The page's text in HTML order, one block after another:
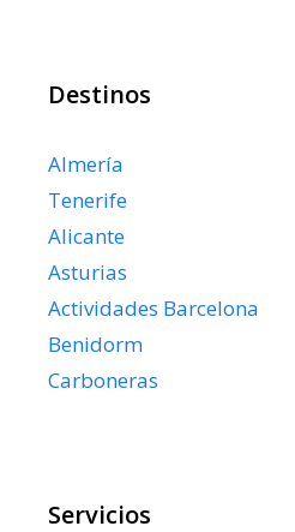
Destinos
Almería
Tenerife
Alicante
Asturias
Actividades Barcelona
Benidorm
Carboneras
Servicios